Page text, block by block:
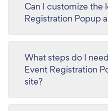
Can I customize the
Registration Popup
What steps do I
Event Registration
site?